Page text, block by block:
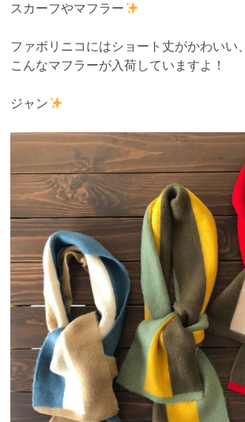
スカーフやマフラー
ファボリニコにはショート丈がかわいい、
こんなマフラーが入荷していますよ！
ジャン